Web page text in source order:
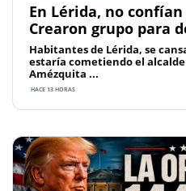
En Lérida, no
Crearon grupo para
Habitantes de Lérida, se
estaría cometiendo el alcalde
Amézquita ...
HACE 13 HORAS